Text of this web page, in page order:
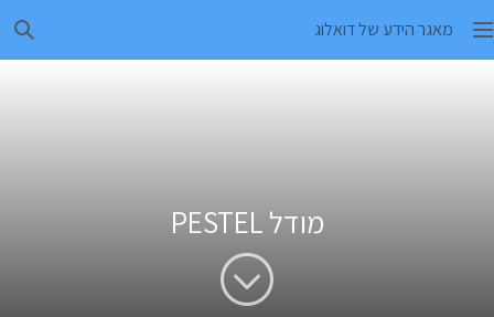
מאגר הידע של דואלוג
מודל PESTEL